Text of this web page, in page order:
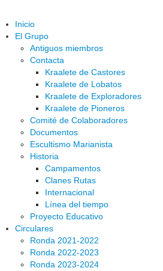
Inicio
El Grupo
Antiguos miembros
Contacta
Kraalete de Castores
Kraalete de Lobatos
Kraalete de Exploradores
Kraalete de Pioneros
Comité de Colaboradores
Documentos
Escultismo Marianista
Historia
Campamentos
Clanes Rutas
Internacional
Línea del tiempo
Proyecto Educativo
Circulares
Ronda 2021-2022
Ronda 2022-2023
Ronda 2023-2024